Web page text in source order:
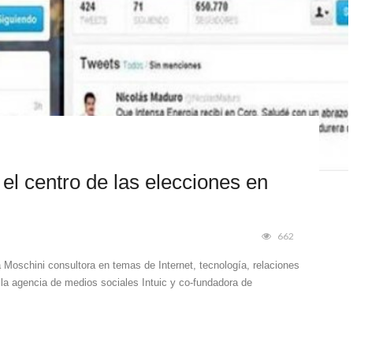
centro de las elecciones en
662
consultora en temas de Internet, tecnología, relaciones
agencia de medios sociales Intuic y co-fundadora de